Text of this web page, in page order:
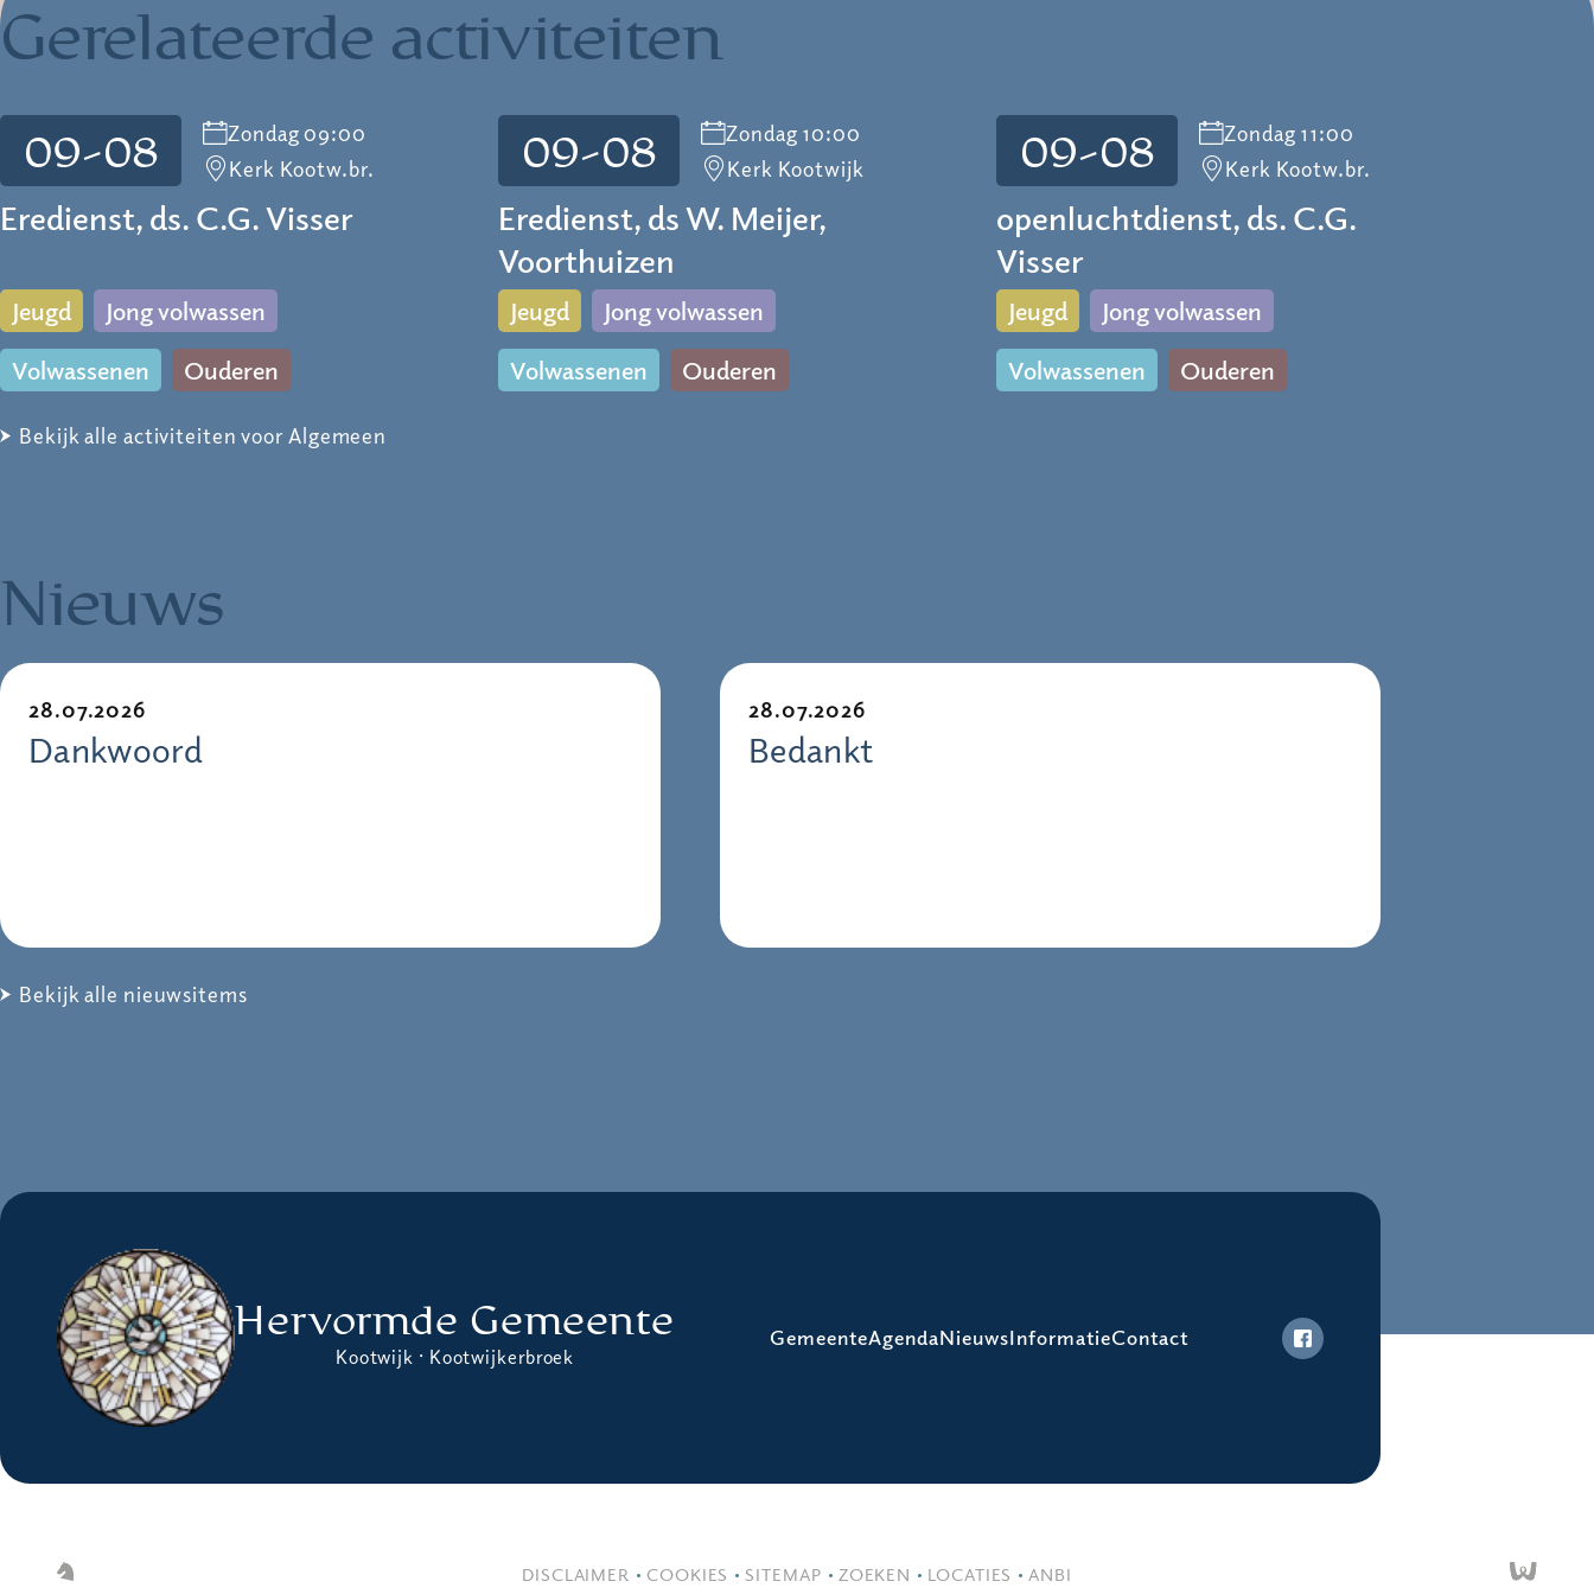
Gerelateerde activiteiten
09-08
Zondag 09:00
Kerk Kootw.br.
Eredienst, ds. C.G. Visser
Jeugd
Jong volwassen
Volwassenen
Ouderen
09-08
Zondag 10:00
Kerk Kootwijk
Eredienst, ds W. Meijer,
Voorthuizen
Jeugd
Jong volwassen
Volwassenen
Ouderen
09-08
Zondag 11:00
Kerk Kootw.br.
openluchtdienst, ds. C.G.
Visser
Jeugd
Jong volwassen
Volwassenen
Ouderen
Bekijk alle activiteiten voor Algemeen
Nieuws
28.07.2026
Dankwoord
28.07.2026
Bedankt
Bekijk alle nieuwsitems
Hervormde Gemeente
Kootwijk · Kootwijkerbroek
GemeenteAgendaNieuwsInformatieContact
DISCLAIMER COOKIES SITEMAP ZOEKEN LOCATIES ANBI